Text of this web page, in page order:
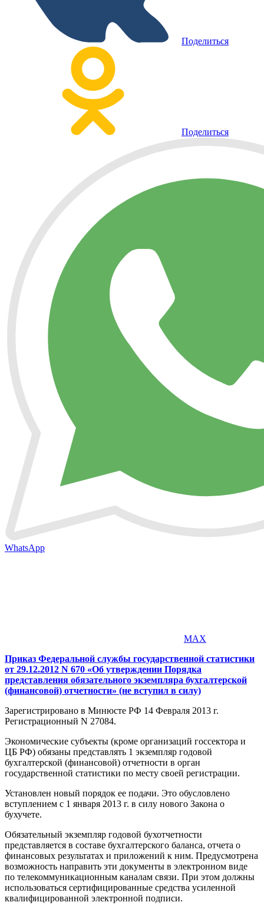
Поделиться
Поделиться
WhatsApp
MAX
Приказ Федеральной службы государственной статистики
от 29.12.2012 N 670 «Об утверждении Порядка
представления обязательного экземпляра бухгалтерской
(финансовой) отчетности» (не вступил в силу)
Зарегистрировано в Минюсте РФ 14 Февраля 2013 г.
Регистрационный N 27084.
Экономические субъекты (кроме организаций госсектора и
ЦБ РФ) обязаны представлять 1 экземпляр годовой
бухгалтерской (финансовой) отчетности в орган
государственной статистики по месту своей регистрации.
Установлен новый порядок ее подачи. Это обусловлено
вступлением с 1 января 2013 г. в силу нового Закона о
бухучете.
Обязательный экземпляр годовой бухотчетности
представляется в составе бухгалтерского баланса, отчета о
финансовых результатах и приложений к ним. Предусмотрена
возможность направить эти документы в электронном виде
по телекоммуникационным каналам связи. При этом должны
использоваться сертифицированные средства усиленной
квалифицированной электронной подписи.